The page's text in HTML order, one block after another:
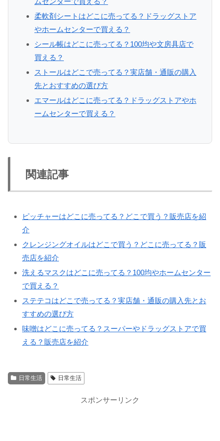
柔軟剤シートはどこに売ってる？ドラッグストア
やホームセンターで買える？
シール帳はどこに売ってる？100均や文房具店で
買える？
ストールはどこで売ってる？実店舗・通販の購入
先とおすすめの選び方
エマールはどこに売ってる？ドラッグストアやホ
ームセンターで買える？
関連記事
ピッチャーはどこに売ってる？どこで買う？販売店を紹
介
クレンジングオイルはどこで買う？どこに売ってる？販
売店を紹介
洗えるマスクはどこに売ってる？100均やホームセンター
で買える？
ステテコはどこで売ってる？実店舗・通販の購入先とお
すすめの選び方
味噌はどこに売ってる？スーパーやドラッグストアで買
える？販売店を紹介
日常生活 日常生活
スポンサーリンク